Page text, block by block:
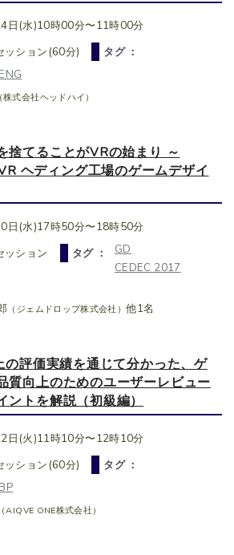
日(水)10時00分〜11時00分
ッション(60分)
タグ ：
ENG
（株式会社ヘッドハイ）
捨てることがVRの始まり ～
ヘディング工場のゲームデザイ
日(水)17時50分〜18時50分
ッション タグ ：
GD
CEDEC 2017
（ジェムドロップ株式会社）他1名
の評価実績を通じて分かった、ゲ
質向上のためのユーザーレビュー
ントを解説（初級編）
日(火)11時10分〜12時10分
ッション(60分)
タグ ：
BP
（AIQVE ONE株式会社）